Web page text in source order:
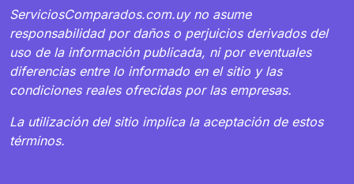
ServiciosComparados.com.uy no asume
responsabilidad por daños o perjuicios derivados del
uso de la información publicada, ni por eventuales
diferencias entre lo informado en el sitio y las
condiciones reales ofrecidas por las empresas.
La utilización del sitio implica la aceptación de estos
términos.